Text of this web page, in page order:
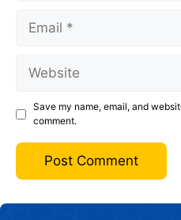
Save my name, email, and
comment.